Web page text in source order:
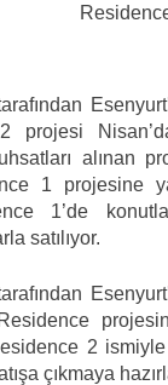
projesi
alınan
1 projesine
1’de
satılıyor.
2
çıkmaya